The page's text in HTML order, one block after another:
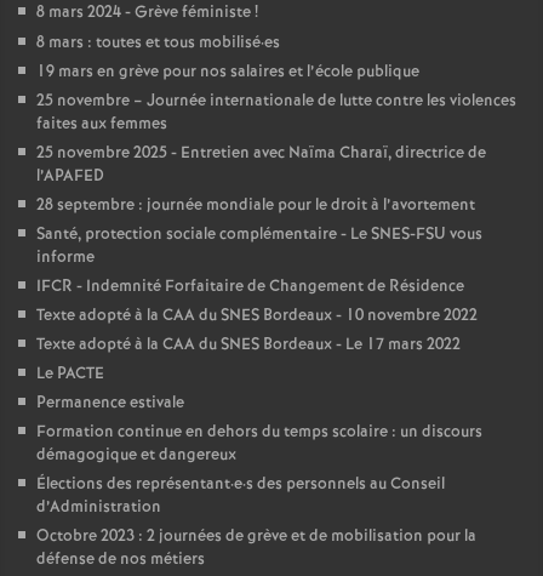
n
s
e
i
g
e
m
8 mars 2024 - Grève féministe!
8 mars : toutes et tous mobilisé·es
19 mars en grève pour nos salaires et l’école publique
25 novembre – Journée internationale de lutte contre les violences
faites aux femmes
25 novembre 2025 - Entretien avec Naïma Charaï, directrice de
l’APAFED
28 septembre : journée mondiale pour le droit à l’avortement
Santé, protection sociale complémentaire - Le SNES-FSU vous
informe
IFCR - Indemnité Forfaitaire de Changement de Résidence
Texte adopté à la CAA du SNES Bordeaux - 10 novembre 2022
Texte adopté à la CAA du SNES Bordeaux - Le 17 mars 2022
Le PACTE
Permanence estivale
Formation continue en dehors du temps scolaire : un discours
démagogique et dangereux
Élections des représentant·e·s des personnels au Conseil
d’Administration
Octobre 2023 : 2 journées de grève et de mobilisation pour la
défense de nos métiers